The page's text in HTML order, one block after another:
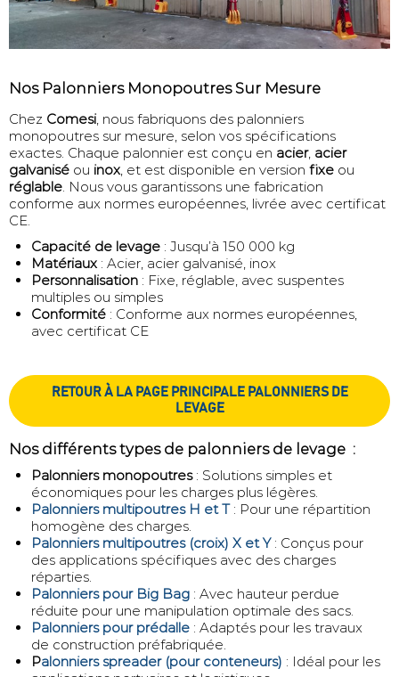
Nos Palonniers Monopoutres Sur Mesure
Chez Comesi, nous fabriquons des palonniers
monopoutres sur mesure, selon vos spécifications
exactes. Chaque palonnier est conçu en acier, acier
galvanisé ou inox, et est disponible en version fixe ou
réglable. Nous vous garantissons une fabrication
conforme aux normes européennes, livrée avec certificat
CE.
Capacité de levage : Jusqu’à 150 000 kg
Matériaux: Acier, acier galvanisé, inox
Personnalisation : Fixe, réglable, avec suspentes
multiples ou simples
Conformité : Conforme aux normes européennes,
avec certificat CE
RETOUR À LA PAGE PRINCIPALE PALONNIERS DE
LEVAGE
Nos différents types de palonniers de levage :
Palonniers monopoutres: Solutions simples et
économiques pour les charges plus légères.
Palonniers multipoutres H et T: Pour une répartition
homogène des charges.
Palonniers multipoutres (croix) X et Y: Conçus pour
des applications spécifiques avec des charges
réparties.
Palonniers pour Big Bag : Avec hauteur perdue
réduite pour une manipulation optimale des sacs.
Palonniers pour prédalle : Adaptés pour les travaux
de construction préfabriquée.
Palonniers spreader (pour conteneurs) : Idéal pour les